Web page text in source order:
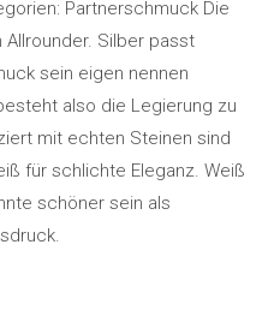
Partnerschmuck Die
Silber passt
sein eigen nennen
also die Legierung zu
mit echten Steinen sind
für schlichte Eleganz. Weiß
schöner sein als